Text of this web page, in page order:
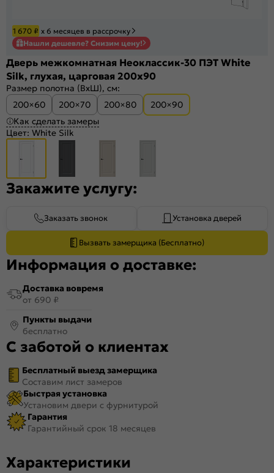
1 670 ₽ х 6 месяцев в рассрочку
Нашли дешевле? Снизим цену!
Дверь межкомнатная Неоклассик-30 ПЭТ White
Silk, глухая, царговая 200x90
Размер полотна (ВхШ), см:
200×60
200×70 200×80
200×90
Как сделать замеры
Цвет: White Silk
Закажите услугу:
Заказать звонок Установка дверей
Вызвать замерщика (Бесплатно)
Информация о доставке:
Доставка вовремя
от 690 ₽
Пункты выдачи
бесплатно
С заботой о клиентах
Бесплатный выезд замерщика
Составим лист замеров
Быстрая установка
Установим двери с фурнитурой
Гарантия
Гарантийный срок 18 месяцев
Характеристики